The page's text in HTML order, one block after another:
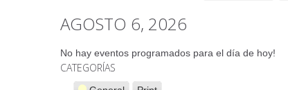
AGOSTO 6, 2026
No hay eventos programados para el día de hoy!
CATEGORÍAS